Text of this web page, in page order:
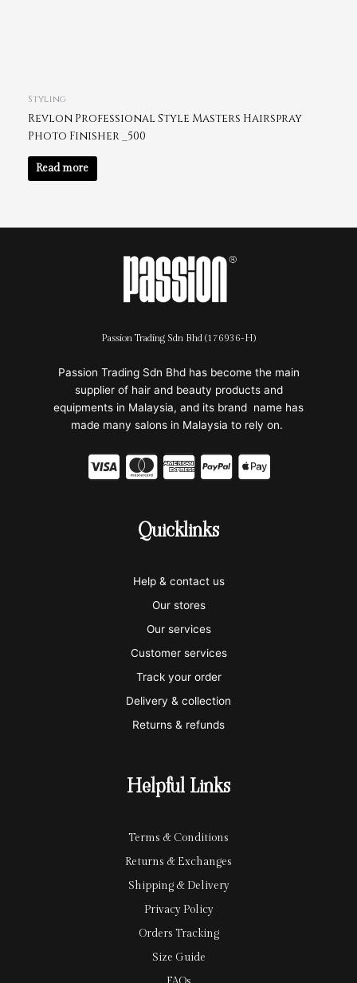
Styling
Revlon Professional Style Masters Hairspray
Photo Finisher _500
Read more
Passion Trading Sdn Bhd (176936-H)
Passion Trading Sdn Bhd has become the main
supplier of hair and beauty products and
equipments in Malaysia, and its brand name has
made many salons in Malaysia to rely on.
C
C
-
m
a
s
t
e
r
c
r
d
C
-
m
e
x
C
-
a
a
l
C
Quicklinks
Help & contact us
Our stores
Our services
Customer services
Track your order
Delivery & collection
Returns & refunds
Helpful Links
Terms & Conditions
Returns & Exchanges
Shipping & Delivery
Privacy Policy
Orders Tracking
Size Guide